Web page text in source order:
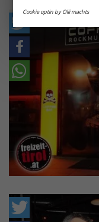
Cookie optin by Olli machts